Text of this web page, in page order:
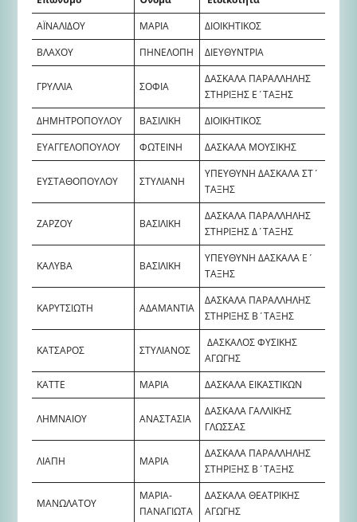
ΑΪΝΑΛΙΔΟΥ
ΜΑΡΙΑ
ΔΙΟΙΚΗΤΙΚΟΣ
ΒΛΑΧΟΥ
ΠΗΝΕΛΟΠΗ ΔΙΕΥΘΥΝΤΡΙΑ
ΓΡΥΛΛΙΑ ΣΟΦΙΑ
ΔΑΣΚΑΛΑ ΠΑΡΑΛΛΗΛΗΣ
ΣΤΗΡΙΞΗΣ Ε΄ΤΑΞΗΣ
ΔΗΜΗΤΡΟΠΟΥΛΟΥ
ΒΑΣΙΛΙΚΗ
ΔΙΟΙΚΗΤΙΚΟΣ
ΕΥΑΓΓΕΛΟΠΟΥΛΟΥ
ΦΩΤΕΙΝΗ ΔΑΣΚΑΛΑ ΜΟΥΣΙΚΗΣ
ΕΥΣΤΑΘΟΠΟΥΛΟΥ ΣΤΥΛΙΑΝΗ
ΥΠΕΥΘΥΝΗ ΔΑΣΚΑΛΑ ΣΤ΄
ΤΑΞΗΣ
ΖΑΡΖΟΥ ΒΑΣΙΛΙΚΗ
ΔΑΣΚΑΛΑ ΠΑΡΑΛΛΗΛΗΣ
ΣΤΗΡΙΞΗΣ Δ΄ΤΑΞΗΣ
ΚΑΛΥΒΑ ΒΑΣΙΛΙΚΗ
ΥΠΕΥΘΥΝΗ ΔΑΣΚΑΛΑ Ε΄
ΤΑΞΗΣ
ΚΑΡΥΤΣΙΩΤΗ ΑΔΑΜΑΝΤΙΑ
ΔΑΣΚΑΛΑ ΠΑΡΑΛΛΗΛΗΣ
ΣΤΗΡΙΞΗΣ Β΄ΤΑΞΗΣ
ΚΑΤΣΑΡΟΣ ΣΤΥΛΙΑΝΟΣ
ΔΑΣΚΑΛΟΣ ΦΥΣΙΚΗΣ
ΑΓΩΓΗΣ
ΚΑΤΤΕ
ΜΑΡΙΑ ΔΑΣΚΑΛΑ ΕΙΚΑΣΤΙΚΩΝ
ΛΗΜΝΑΙΟΥ ΑΝΑΣΤΑΣΙΑ
ΔΑΣΚΑΛΑ ΓΑΛΛΙΚΗΣ
ΓΛΩΣΣΑΣ
ΛΙΑΠΗ ΜΑΡΙΑ
ΔΑΣΚΑΛΑ ΠΑΡΑΛΛΗΛΗΣ
ΣΤΗΡΙΞΗΣ Β΄ΤΑΞΗΣ
ΜΑΝΩΛΑΤΟΥ
ΜΑΡΙΑ-
ΠΑΝΑΓΙΩΤΑ
ΔΑΣΚΑΛΑ ΘΕΑΤΡΙΚΗΣ
ΑΓΩΓΗΣ